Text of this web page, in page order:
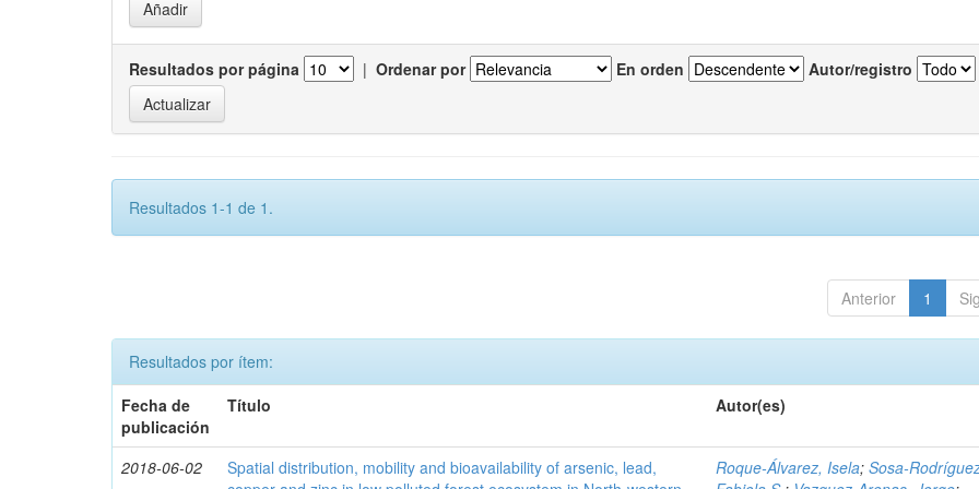
Resultados por página | Ordenar por En orden Autor/registro
Resultados 1-1 de 1.
Anterior 1
Resultados por ítem:
Fecha de
publicación
Título Autor(es)
2018-06-02
Spatial distribution, mobility and bioavailability of arsenic, lead,
Roque-Álvarez, Isela;Sosa-